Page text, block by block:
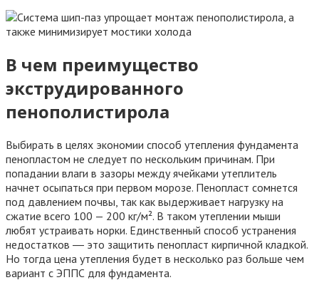
В чем преимущество
экструдированного
пенополистирола
Выбирать в целях экономии способ утепления фундамента
пенопластом не следует по нескольким причинам. При
попадании влаги в зазоры между ячейками утеплитель
начнет осыпаться при первом морозе. Пенопласт сомнется
под давлением почвы, так как выдерживает нагрузку на
сжатие всего 100 — 200 кг/м². В таком утеплении мыши
любят устраивать норки. Единственный способ устранения
недостатков ― это защитить пенопласт кирпичной кладкой.
Но тогда цена утепления будет в несколько раз больше чем
вариант с ЭППС для фундамента.